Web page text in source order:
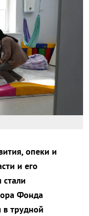
опеки и
и его
Фонда
трудной